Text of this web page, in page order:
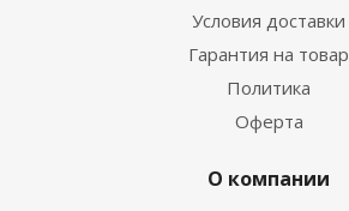
Условия доставки
Гарантия на товар
Политика
Оферта
О компании